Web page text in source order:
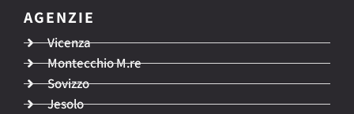
AGENZIE
Vicenza
Montecchio M.re
Sovizzo
Jesolo